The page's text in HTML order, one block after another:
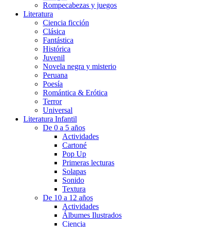
Rompecabezas y juegos
Literatura
Ciencia ficción
Clásica
Fantástica
Histórica
Juvenil
Novela negra y misterio
Peruana
Poesía
Romántica & Erótica
Terror
Universal
Literatura Infantil
De 0 a 5 años
Actividades
Cartoné
Pop Up
Primeras lecturas
Solapas
Sonido
Textura
De 10 a 12 años
Actividades
Álbumes Ilustrados
Ciencia